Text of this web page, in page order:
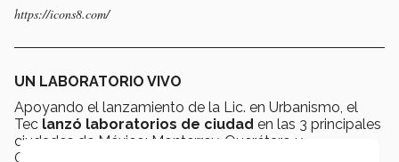
https://icons8.com/
UN LABORATORIO VIVO
Apoyando el lanzamiento de la Lic. en Urbanismo, el
Tec lanzó laboratorios de ciudad en las 3 principales
ciudades de México; Monterrey, Querétaro y
Guadalajara.